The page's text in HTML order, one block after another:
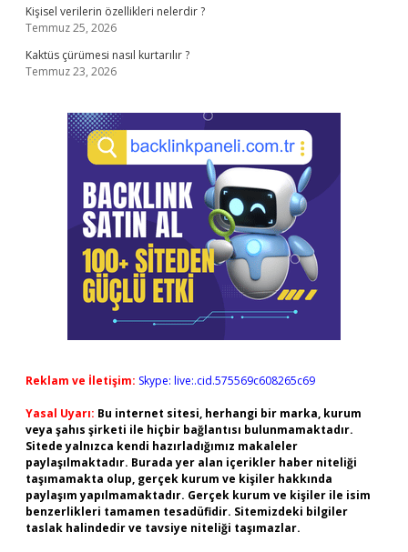
Kişisel verilerin özellikleri nelerdir ?
Temmuz 25, 2026
Kaktüs çürümesi nasıl kurtarılır ?
Temmuz 23, 2026
Reklam ve İletişim: Skype: live:.cid.575569c608265c69
Yasal Uyarı: Bu internet sitesi, herhangi bir marka, kurum
veya şahıs şirketi ile hiçbir bağlantısı bulunmamaktadır.
Sitede yalnızca kendi hazırladığımız makaleler
paylaşılmaktadır. Burada yer alan içerikler haber niteliği
taşımamakta olup, gerçek kurum ve kişiler hakkında
paylaşım yapılmamaktadır. Gerçek kurum ve kişiler ile isim
benzerlikleri tamamen tesadüfidir. Sitemizdeki bilgiler
taslak halindedir ve tavsiye niteliği taşımazlar.